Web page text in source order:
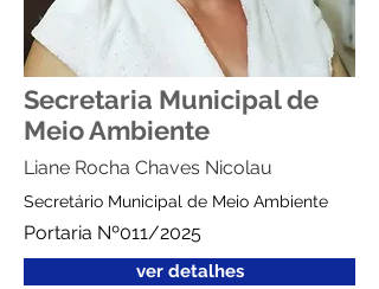
Secretaria Municipal de
Meio Ambiente
Liane Rocha Chaves Nicolau
Secretário ​Municipal de Meio Ambiente
Portaria Nº011/2025
ver detalhes